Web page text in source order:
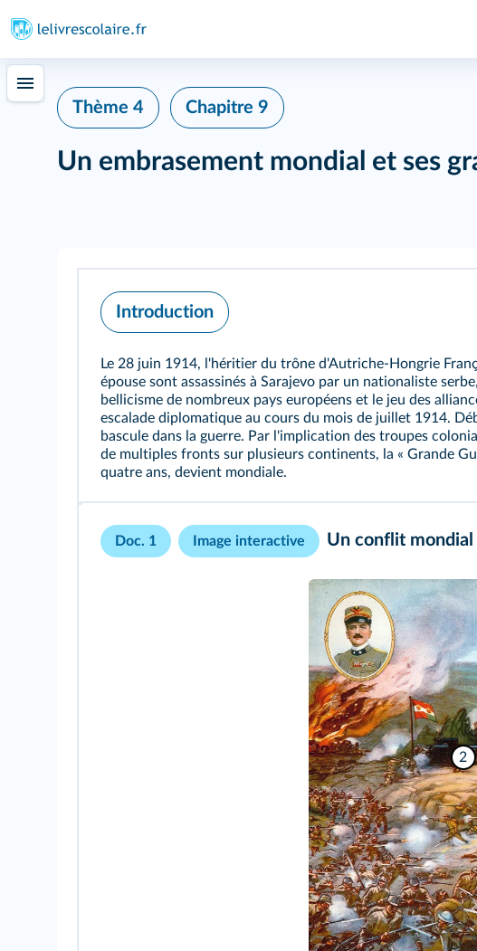
Thème 4 Chapitre 9
Un embrasement mondial et ses
Introduction
Le 28 juin 1914, l'héritier du trône d'Autriche‑Hongrie
épouse sont assassinés à Sarajevo par un nationaliste
bellicisme de nombreux pays européens et le jeu des
escalade diplomatique au cours du mois de juillet 1914.
bascule dans la guerre. Par l'implication des troupes
de multiples fronts sur plusieurs continents, la « Grande
quatre ans, devient mondiale.
Doc. 1 Image interactive Un conflit
2